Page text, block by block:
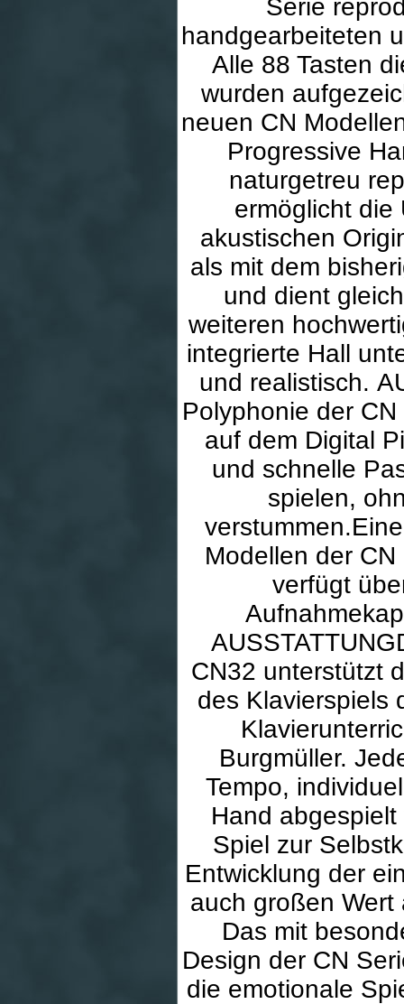
Serie
handgearbeiteten
Alle 88 Tasten
wurden
neuen CN
Progressive
naturgetreu
ermöglicht die
akustischen
als mit dem
und dient
weiteren
integrierte Hall
und realistisch.
Polyphonie der
auf dem Digital
und schnelle
spielen,
Modellen der
verfügt
CN32 unterstützt
des Klavierspiels
Burgmüller.
Tempo,
Hand
Spiel zur
Entwicklung der
auch großen
Das mit
Design der CN
die emotionale